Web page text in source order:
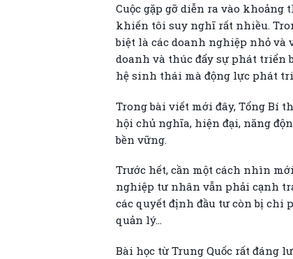
Cuộc gặp gỡ diễn ra vào
khiến tôi suy nghĩ rất nhiều.
biệt là các doanh nghiệp nhỏ
doanh và thúc đẩy sự phát triển
hệ sinh thái mà động lực phát
Trong bài viết mới đây, Tổng Bí
hội chủ nghĩa, hiện đại, năng
bền vững.
Trước hết, cần một cách nhìn
nghiệp tư nhân vẫn phải cạnh
các quyết định đầu tư còn bị chi
quản lý…
Bài học từ Trung Quốc rất đáng